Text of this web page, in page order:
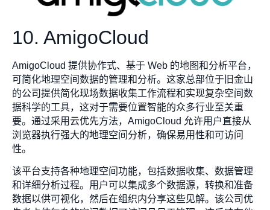
10. AmigoCloud
AmigoCloud 提供协作式、基于 Web 的地图和分析平台，
可简化地理空间数据的管理和分析。这家总部位于旧金山
的公司提供简化现场数据收集工作流程和实现复杂空间数
据科学的工具，这对于需要位置智能的众多行业至关重
要。通过采用云优先方法，AmigoCloud 允许用户直接从
浏览器执行强大的地理空间分析，确保易用性和可访问
性。
该平台支持各种地理空间功能，包括数据收集、数据管理
和详细分析过程。用户可以集成多个数据源，转换和准备
数据以供可视化，然后在组织内分享这些见解。该公司优